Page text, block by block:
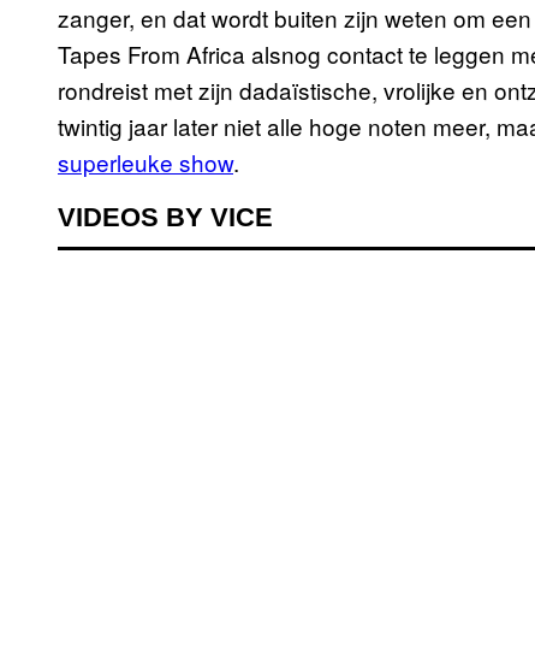
zanger, en dat wordt buiten zijn weten om
Tapes From Africa alsnog contact te leggen
rondreist met zijn dadaïstische, vrolijke en
twintig jaar later niet alle hoge noten meer,
superleuke show.
VIDEOS BY VICE